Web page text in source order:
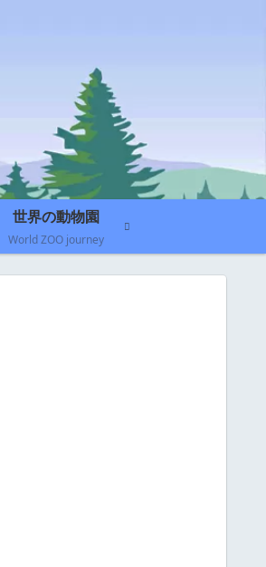
世界の動物園
World ZOO journey